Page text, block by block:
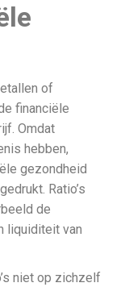
of
financiële
Omdat
hebben,
gezondheid
Ratio’s
de
liquiditeit van
niet op zichzelf